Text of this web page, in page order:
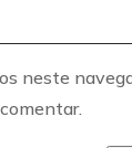
neste